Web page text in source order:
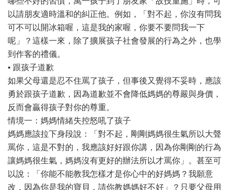
以請朋友適時溫和的糾正他。例如，「對不起，你沒有問我
可不可以開冰箱喔，這是我的家喔，你要不要問我一下
呢」？這樣一來，除了擴展孩子社會發展的行為之外，也學
到作客的禮儀。
• 跟孩子道歉
如果父母還是忍不住罵了孩子，但事後又覺得不妥時，應該
勇於跟孩子道歉，因為道歉並不會降低媽媽的尊嚴與身價，
反而會贏得孩子對你的尊重。
情境一：媽媽情緒失控怒吼了孩子
媽媽應該拉下身段說：「對不起，剛剛媽媽很生氣所以大聲
罵你，這是不對的，我應該好好跟你講，因為你剛剛的行為
讓媽媽很生氣，媽媽沒有更好的辦法所以才罵你」。甚至可
以說：「你能不能教我怎樣才是你心中的好媽媽？我願意
改，因為你是我的寶貝，請你教媽媽好不好」？只要父母用